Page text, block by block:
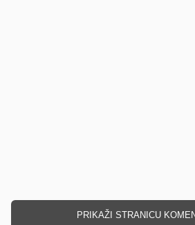
PRIKAŽI STRANICU